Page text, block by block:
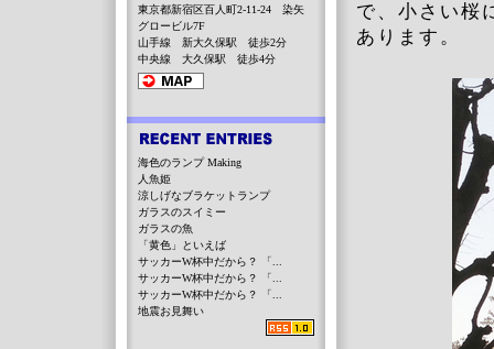
で、小さい桜
あります。
東京都新宿区百人町2-11-24 染矢
グロービル7F
山手線 新大久保駅 徒歩2分
中央線 大久保駅 徒歩4分
海色のランプ Making
人魚姫
涼しげなブラケットランプ
ガラスのスイミー
ガラスの魚
「黄色」といえば
サッカーW杯中だから？ 「...
サッカーW杯中だから？ 「...
サッカーW杯中だから？ 「...
地震お見舞い